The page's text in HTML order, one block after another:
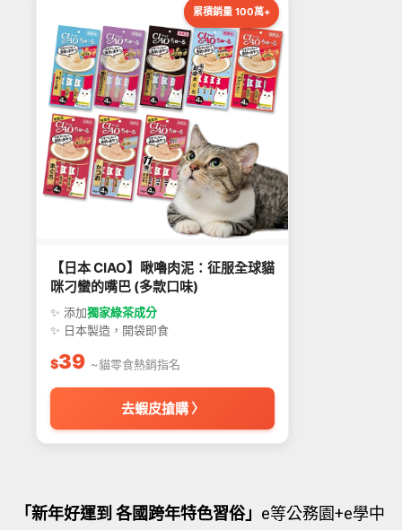
累積銷量 100萬+
【日本 CIAO】啾嚕肉泥：征服全球貓
咪刁蠻的嘴巴 (多款口味)
✨ 添加獨家綠茶成分
✨ 日本製造，開袋即食
$39 ~貓零食熱銷指名
去蝦皮搶購 〉
「新年好運到 各國跨年特色習俗」 e等公務園+e學中